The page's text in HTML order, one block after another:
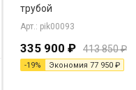
трубой
Арт.: pik00093
335 900 ₽ 413 850₽
-19% Экономия 77 950 ₽